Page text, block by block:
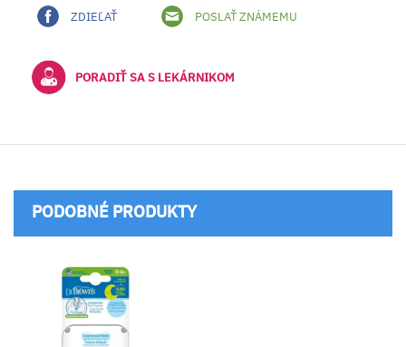
ZDIEĽAŤ POSLAŤ ZNÁMEMU
PORADIŤ SA S LEKÁRNIKOM
PODOBNÉ PRODUKTY